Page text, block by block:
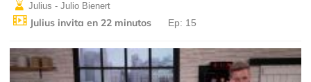
Julius - Julio Bienert
Julius invita en 22 minutos Ep: 15